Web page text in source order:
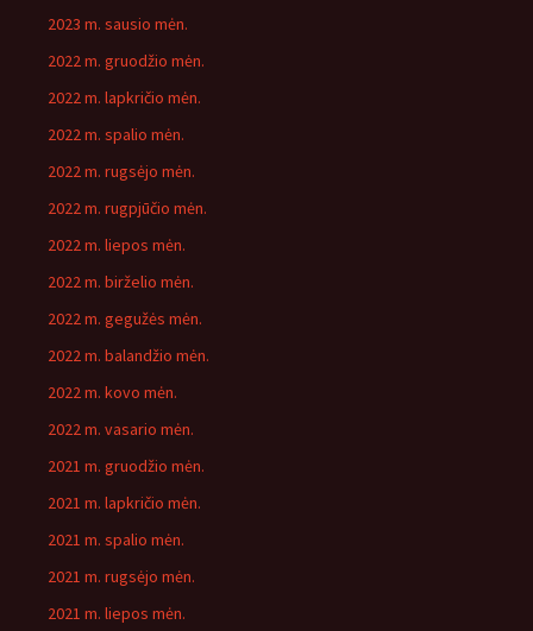
2023 m. sausio mėn.
2022 m. gruodžio mėn.
2022 m. lapkričio mėn.
2022 m. spalio mėn.
2022 m. rugsėjo mėn.
2022 m. rugpjūčio mėn.
2022 m. liepos mėn.
2022 m. birželio mėn.
2022 m. gegužės mėn.
2022 m. balandžio mėn.
2022 m. kovo mėn.
2022 m. vasario mėn.
2021 m. gruodžio mėn.
2021 m. lapkričio mėn.
2021 m. spalio mėn.
2021 m. rugsėjo mėn.
2021 m. liepos mėn.